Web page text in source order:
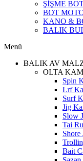
ŞİŞME
BOT
KANO &
BALIK
Menü
BALIK AV
OLTA
Spin
Lrf
Surf
Jig
Slow
Tai
Shore
Bait